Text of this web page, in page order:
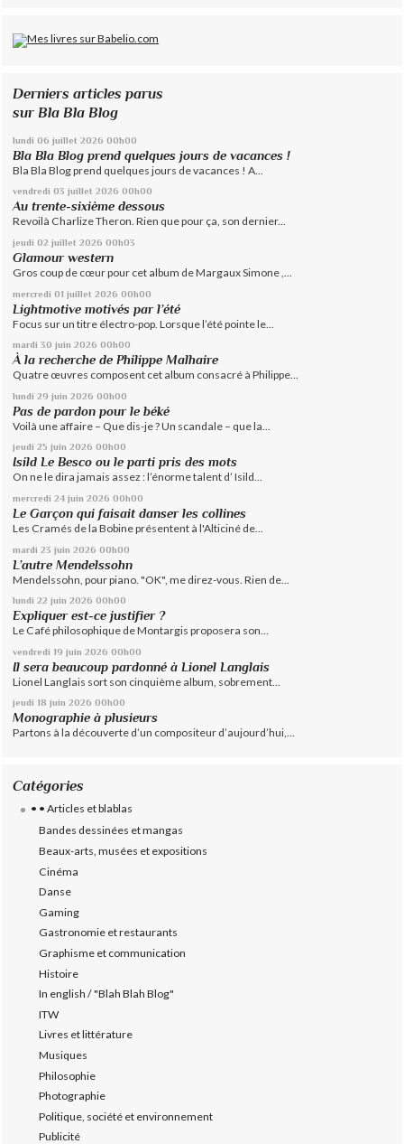
Derniers articles parus
sur Bla Bla Blog
lundi 06 juillet 2026 00h00
Bla Bla Blog prend quelques jours de vacances !
Bla Bla Blog prend quelques jours de vacances ! A...
vendredi 03 juillet 2026 00h00
Au trente-sixième dessous
Revoilà Charlize Theron. Rien que pour ça, son dernier...
jeudi 02 juillet 2026 00h03
Glamour western
Gros coup de cœur pour cet album de Margaux Simone ,...
mercredi 01 juillet 2026 00h00
Lightmotive motivés par l’été
Focus sur un titre électro-pop. Lorsque l’été pointe le...
mardi 30 juin 2026 00h00
À la recherche de Philippe Malhaire
Quatre œuvres composent cet album consacré à Philippe...
lundi 29 juin 2026 00h00
Pas de pardon pour le béké
Voilà une affaire – Que dis-je ? Un scandale – que la...
jeudi 25 juin 2026 00h00
Isild Le Besco ou le parti pris des mots
On ne le dira jamais assez : l’énorme talent d’ Isild...
mercredi 24 juin 2026 00h00
Le Garçon qui faisait danser les collines
Les Cramés de la Bobine présentent à l'Alticiné de...
mardi 23 juin 2026 00h00
L’autre Mendelssohn
Mendelssohn, pour piano. "OK", me direz-vous. Rien de...
lundi 22 juin 2026 00h00
Expliquer est-ce justifier ?
Le Café philosophique de Montargis proposera son...
vendredi 19 juin 2026 00h00
Il sera beaucoup pardonné à Lionel Langlais
Lionel Langlais sort son cinquième album, sobrement...
jeudi 18 juin 2026 00h00
Monographie à plusieurs
Partons à la découverte d’un compositeur d’aujourd’hui,...
Catégories
• • Articles et blablas
Bandes dessinées et mangas
Beaux-arts, musées et expositions
Cinéma
Danse
Gaming
Gastronomie et restaurants
Graphisme et communication
Histoire
In english / "Blah Blah Blog"
ITW
Livres et littérature
Musiques
Philosophie
Photographie
Politique, société et environnement
Publicité